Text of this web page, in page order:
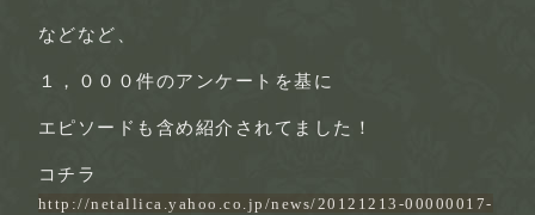
などなど、
１，０００件のアンケートを基に
エピソードも含め紹介されてました！
コチラ
http://netallica.yahoo.co.jp/news/20121213-00000017-